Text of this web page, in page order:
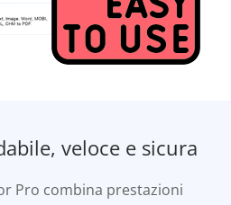
veloce e sicura
Pro combina prestazioni